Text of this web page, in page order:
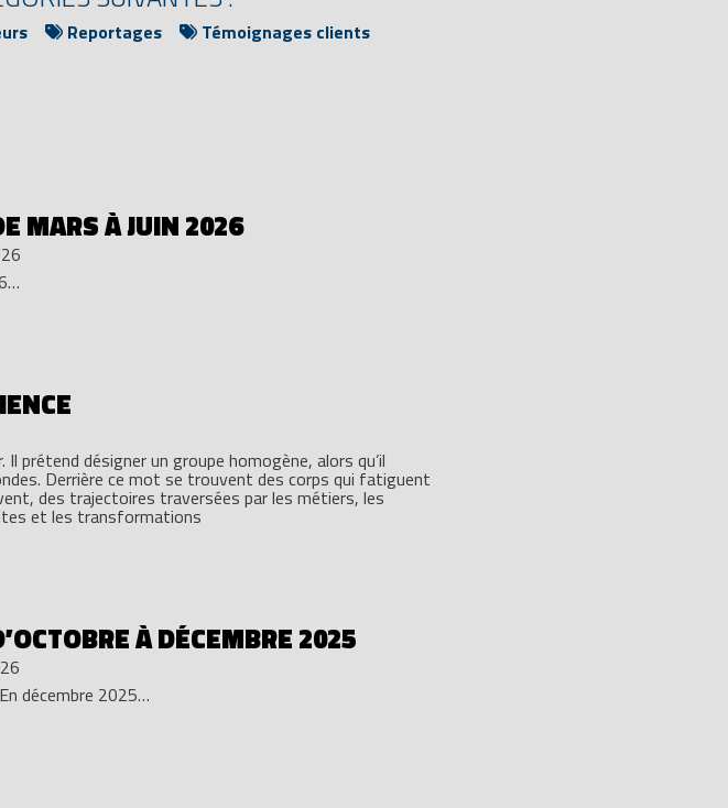
Reportages
Témoignages clients
MARS À JUIN 2026
prétend désigner un groupe homogène, alors qu’il
Derrière ce mot se trouvent des corps qui fatiguent
des trajectoires traversées par les métiers, les
et les transformations
À DÉCEMBRE 2025
décembre 2025…